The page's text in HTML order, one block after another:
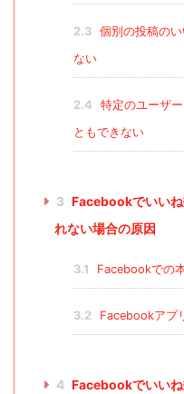
2.3
個別の投稿の
ない
2.4
特定のユーザ
ともできない
3 Facebookでいい
れない場合の原因
3.1 Facebookでの
3.2 Facebookアプ
4 Facebookでいい